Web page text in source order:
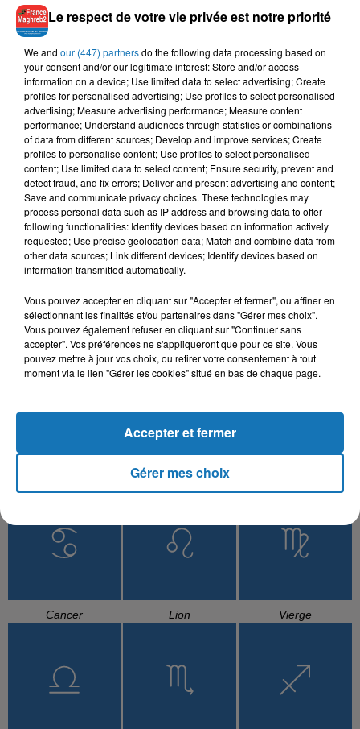
TITRES DIFFUSÉS
4h37
4h37
MARWEN NORDO
Youm Wara Youm
4h34
4h34
LALGERINO, LYNDA
Bottega
4h28
4h28
CHEBA ZAHIRA
O Ya Lalla Torkia
L'HOROSCOPE
Taureau
Cancer Lion Vierge
Le respect de votre vie privée est notre priorité
We and our (447) partnersdo the following data processing based on
your consent and/or our legitimate interest: Store and/or access
information on a device; Use limited data to select advertising; Create
profiles for personalised advertising; Use profiles to select personalised
advertising; Measure advertising performance; Measure content
performance; Understand audiences through statistics or combinations
of data from different sources; Develop and improve services; Create
profiles to personalise content; Use profiles to select personalised
content; Use limited data to select content; Ensure security, prevent and
detect fraud, and fix errors; Deliver and present advertising and content;
Save and communicate privacy choices. These technologies may
process personal data such as IP address and browsing data to offer
following functionalities: Identify devices based on information actively
requested; Use precise geolocation data; Match and combine data from
other data sources; Link different devices; Identify devices based on
information transmitted automatically.
Vous pouvez accepter en cliquant sur "Accepter et fermer", ou affiner en
sélectionnant les finalités et/ou partenaires dans "Gérer mes choix".
Vous pouvez également refuser en cliquant sur "Continuer sans
accepter". Vos préférences ne s'appliqueront que pour ce site. Vous
pouvez mettre à jour vos choix, ou retirer votre consentement à tout
moment via le lien "Gérer les cookies" situé en bas de chaque page.
Gérer mes choix
Accepter et fermer